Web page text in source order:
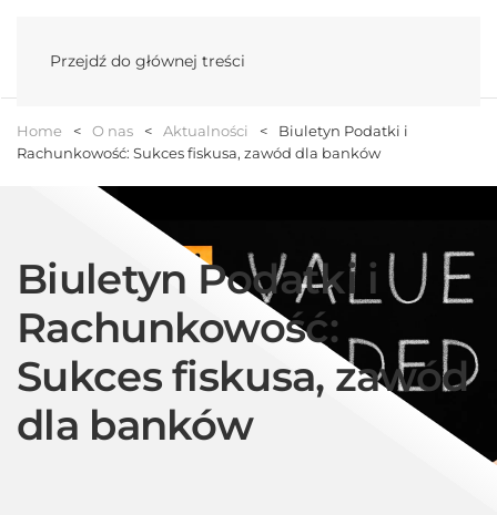
Przejdź do głównej treści
Home O nas Aktualności
Biuletyn Podatki i
Rachunkowość: Sukces fiskusa, zawód dla banków
Biuletyn Podatki i
Rachunkowość:
Sukces fiskusa, zawód
dla banków